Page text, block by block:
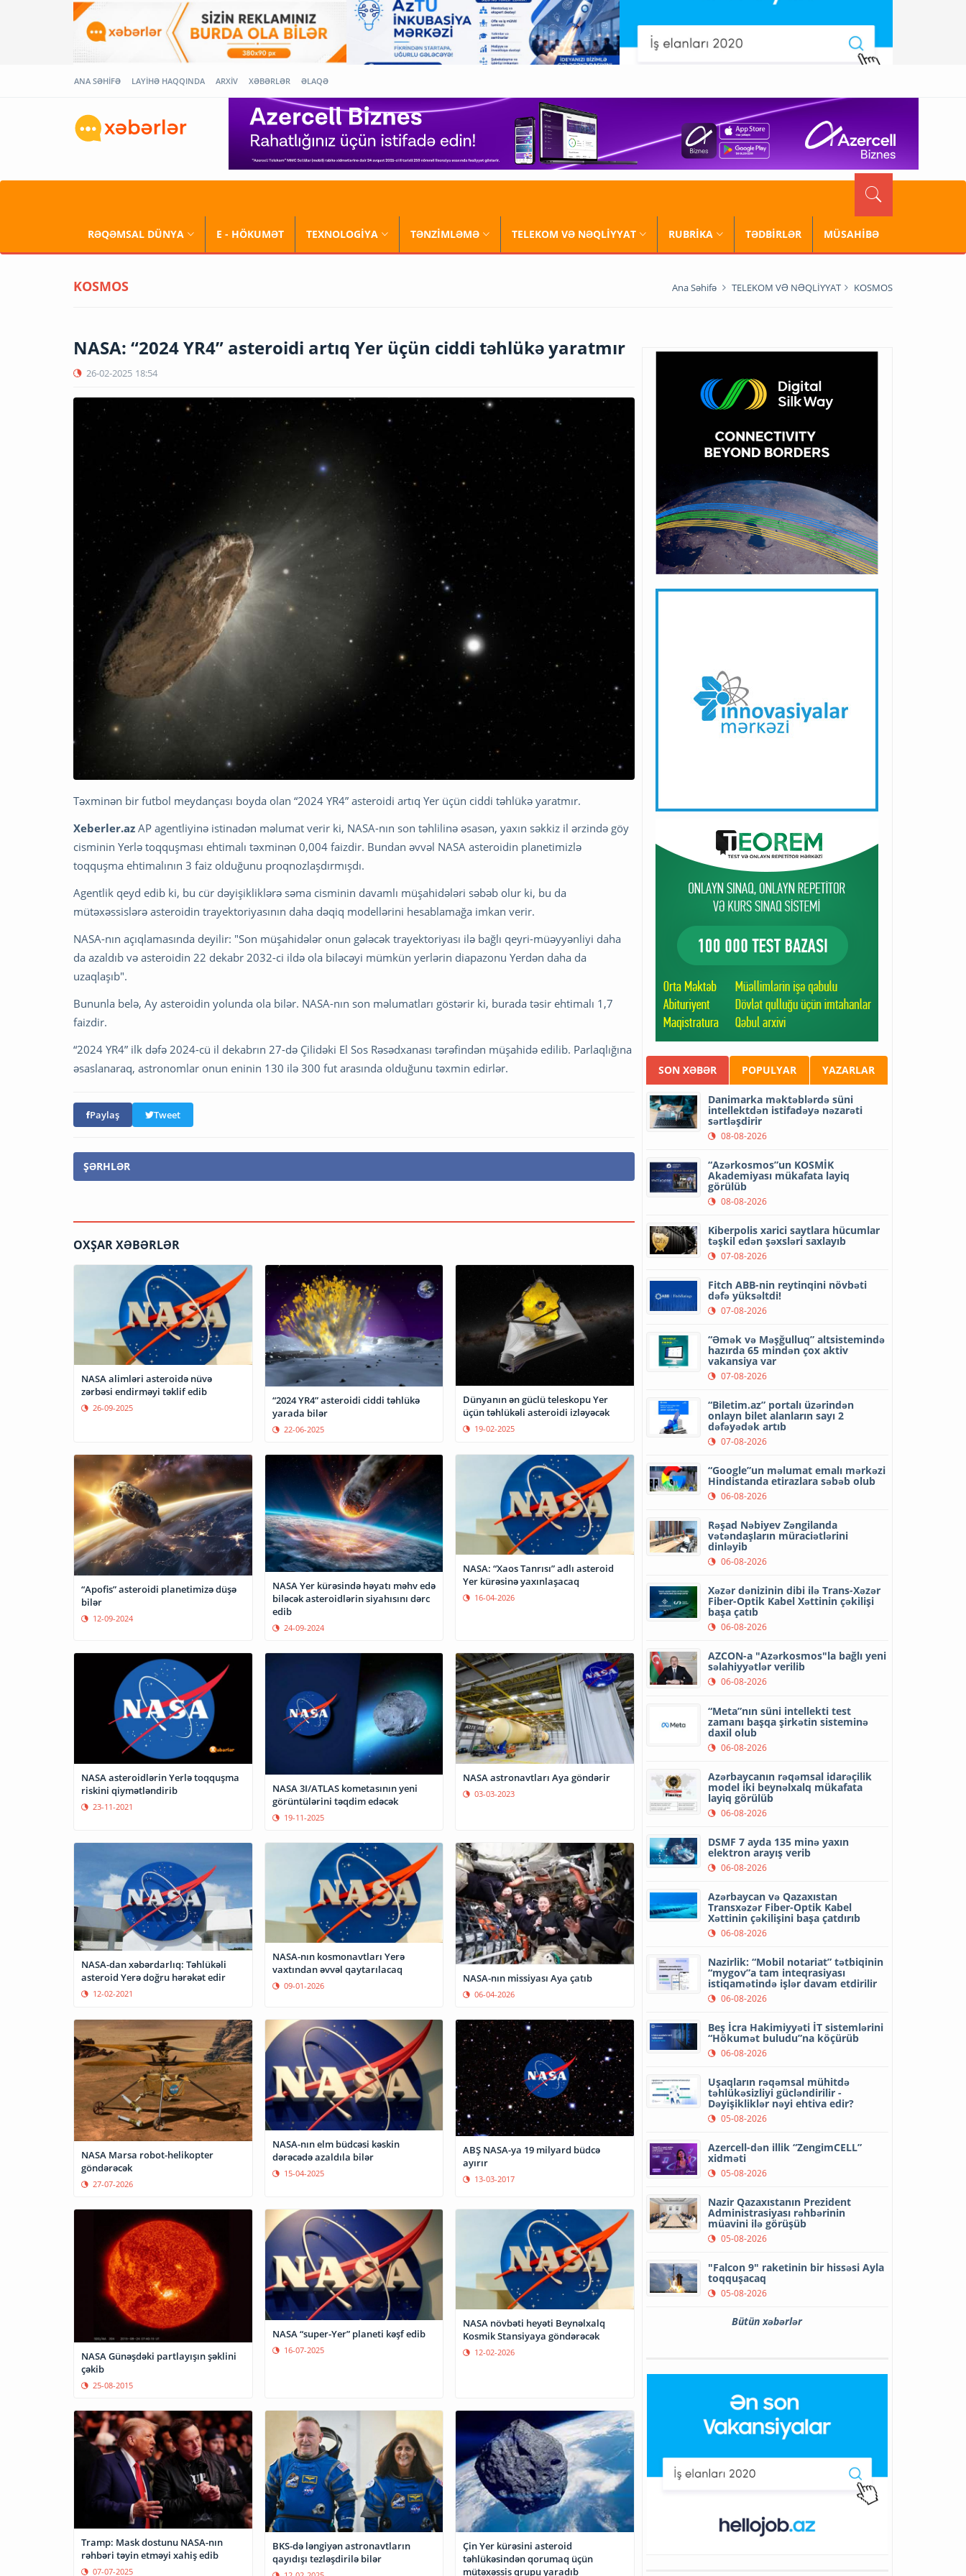
ANA SƏHİFƏ LAYİHƏ HAQQINDA ARXİV XƏBƏRLƏR ƏLAQƏ
RƏQƏMSAL DÜNYA E - HÖKUMƏT TEXNOLOGİYA TƏNZİMLƏMƏ TELEKOM VƏ NƏQLİYYAT RUBRİKA TƏDBİRLƏR MÜSAHİBƏ
KOSMOS Ana Səhifə TELEKOM VƏ NƏQLİYYAT KOSMOS
NASA: “2024 YR4” asteroidi artıq Yer üçün ciddi təhlükə yaratmır
26-02-2025 18:54
Təxminən bir futbol meydançası boyda olan “2024 YR4” asteroidi artıq Yer üçün ciddi təhlükə yaratmır.
Xeberler.az AP agentliyinə istinadən məlumat verir ki, NASA-nın son təhlilinə əsasən, yaxın səkkiz il ərzində göy
cisminin Yerlə toqquşması ehtimalı təxminən 0,004 faizdir. Bundan əvvəl NASA asteroidin planetimizlə
toqquşma ehtimalının 3 faiz olduğunu proqnozlaşdırmışdı.
Agentlik qeyd edib ki, bu cür dəyişikliklərə səma cisminin davamlı müşahidələri səbəb olur ki, bu da
mütəxəssislərə asteroidin trayektoriyasının daha dəqiq modellərini hesablamağa imkan verir.
NASA-nın açıqlamasında deyilir: "Son müşahidələr onun gələcək trayektoriyası ilə bağlı qeyri-müəyyənliyi daha
da azaldıb və asteroidin 22 dekabr 2032-ci ildə ola biləcəyi mümkün yerlərin diapazonu Yerdən daha da
uzaqlaşıb".
Bununla belə, Ay asteroidin yolunda ola bilər. NASA-nın son məlumatları göstərir ki, burada təsir ehtimalı 1,7
faizdir.
“2024 YR4” ilk dəfə 2024-cü il dekabrın 27-də Çilidəki El Sos Rəsədxanası tərəfindən müşahidə edilib. Parlaqlığına
əsaslanaraq, astronomlar onun eninin 130 ilə 300 fut arasında olduğunu təxmin edirlər.
Paylaş Tweet
ŞƏRHLƏR
OXŞAR XƏBƏRLƏR
NASA alimləri asteroidə nüvə
zərbəsi endirməyi təklif edib
26-09-2025
“2024 YR4” asteroidi ciddi təhlükə
yarada bilər
22-06-2025
Dünyanın ən güclü teleskopu Yer
üçün təhlükəli asteroidi izləyəcək
19-02-2025
“Apofis” asteroidi planetimizə düşə
bilər
12-09-2024
NASA Yer kürəsində həyatı məhv edə
biləcək asteroidlərin siyahısını dərc
edib
24-09-2024
NASA: “Xaos Tanrısı” adlı asteroid
Yer kürəsinə yaxınlaşacaq
16-04-2026
NASA asteroidlərin Yerlə toqquşma
riskini qiymətləndirib
23-11-2021
NASA 3I/ATLAS kometasının yeni
görüntülərini təqdim edəcək
19-11-2025
NASA astronavtları Aya göndərir
03-03-2023
NASA-dan xəbərdarlıq: Təhlükəli
asteroid Yerə doğru hərəkət edir
12-02-2021
NASA-nın kosmonavtları Yerə
vaxtından əvvəl qaytarılacaq
09-01-2026
NASA-nın missiyası Aya çatıb
06-04-2026
NASA Marsa robot-helikopter
göndərəcək
27-07-2026
NASA-nın elm büdcəsi kəskin
dərəcədə azaldıla bilər
15-04-2025
ABŞ NASA-ya 19 milyard büdcə
ayırır
13-03-2017
NASA Günəşdəki partlayışın şəklini
çəkib
25-08-2015
NASA “super-Yer” planeti kəşf edib
16-07-2025
NASA növbəti heyəti Beynəlxalq
Kosmik Stansiyaya göndərəcək
12-02-2026
Tramp: Mask dostunu NASA-nın
rəhbəri təyin etməyi xahiş edib
07-07-2025
BKS-də ləngiyən astronavtların
qayıdışı tezləşdirilə bilər
Çin Yer kürəsini asteroid
təhlükəsindən qorumaq üçün
mütəxəssis qrupu yaradıb
SON XƏBƏR POPULYAR YAZARLAR
Danimarka məktəblərdə süni
intellektdən istifadəyə nəzarəti
sərtləşdirir
08-08-2026
“Azərkosmos”un KOSMİK
Akademiyası mükafata layiq
görülüb
08-08-2026
Kiberpolis xarici saytlara hücumlar
təşkil edən şəxsləri saxlayıb
07-08-2026
Fitch ABB-nin reytinqini növbəti
dəfə yüksəltdi!
07-08-2026
“Əmək və Məşğulluq” altsistemində
hazırda 65 mindən çox aktiv
vakansiya var
07-08-2026
“Biletim.az” portalı üzərindən
onlayn bilet alanların sayı 2
dəfəyədək artıb
07-08-2026
“Google”un məlumat emalı mərkəzi
Hindistanda etirazlara səbəb olub
06-08-2026
Rəşad Nəbiyev Zəngilanda
vətəndaşların müraciətlərini
dinləyib
06-08-2026
Xəzər dənizinin dibi ilə Trans-Xəzər
Fiber-Optik Kabel Xəttinin çəkilişi
başa çatıb
06-08-2026
AZCON-a "Azərkosmos"la bağlı yeni
səlahiyyətlər verilib
06-08-2026
“Meta”nın süni intellekti test
zamanı başqa şirkətin sisteminə
daxil olub
06-08-2026
Azərbaycanın rəqəmsal idarəçilik
model iki beynəlxalq mükafata
layiq görülüb
06-08-2026
DSMF 7 ayda 135 minə yaxın
elektron arayış verib
06-08-2026
Azərbaycan və Qazaxıstan
Transxəzər Fiber-Optik Kabel
Xəttinin çəkilişini başa çatdırıb
06-08-2026
Nazirlik: “Mobil notariat” tətbiqinin
“mygov”a tam inteqrasiyası
istiqamətində işlər davam etdirilir
06-08-2026
Beş İcra Hakimiyyəti İT sistemlərini
“Hökumət buludu”na köçürüb
06-08-2026
Uşaqların rəqəmsal mühitdə
təhlükəsizliyi gücləndirilir -
Dəyişikliklər nəyi ehtiva edir?
05-08-2026
Azercell-dən illik “ZengimCELL”
xidməti
05-08-2026
Nazir Qazaxıstanın Prezident
Administrasiyası rəhbərinin
müavini ilə görüşüb
05-08-2026
"Falcon 9" raketinin bir hissəsi Ayla
toqquşacaq
05-08-2026
Bütün xəbərlər